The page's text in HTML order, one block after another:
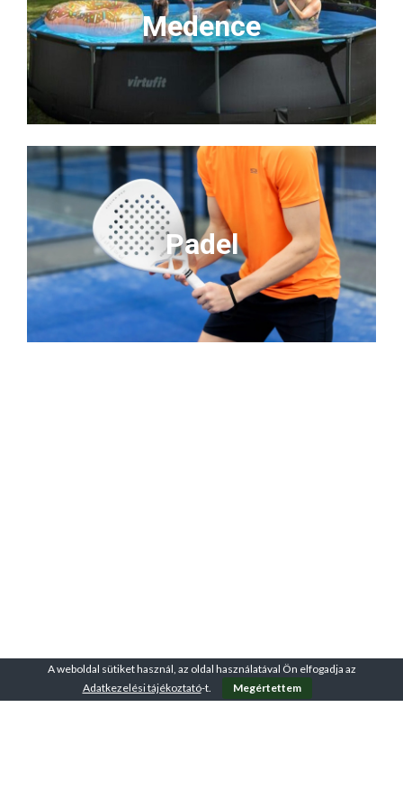
Medence
Padel
A weboldal sütiket használ, az oldal használatával Ön elfogadja az
Adatkezelési tájékoztató-t. Megértettem